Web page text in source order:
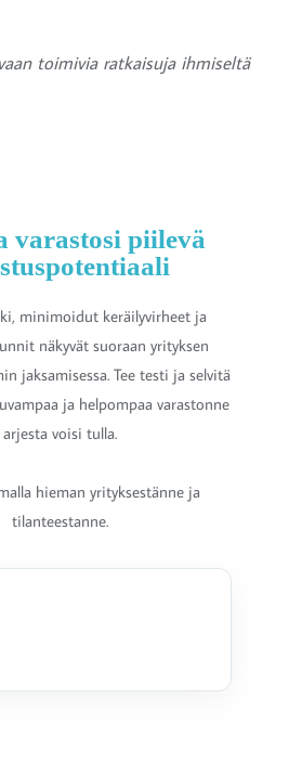
toimivia ratkaisuja ihmiseltä
varastosi piilevä
minimoidut keräilyvirheet ja
näkyvät suoraan yrityksen
jaksamisessa. Tee testi ja selvitä
ja helpompaa varastonne
arjesta voisi tulla.
hieman yrityksestänne ja
tilanteestanne.